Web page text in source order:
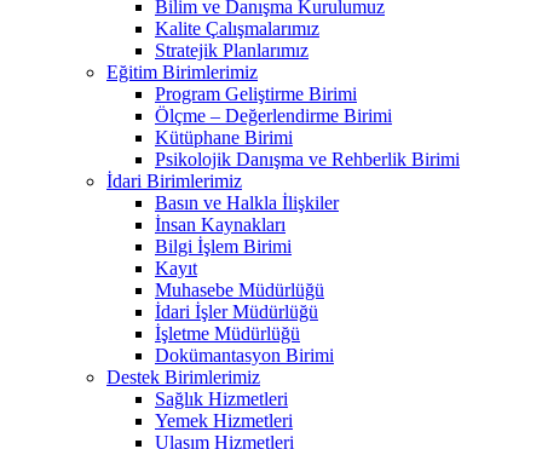
Bilim ve Danışma Kurulumuz
Kalite Çalışmalarımız
Stratejik Planlarımız
Eğitim Birimlerimiz
Program Geliştirme Birimi
Ölçme – Değerlendirme Birimi
Kütüphane Birimi
Psikolojik Danışma ve Rehberlik Birimi
İdari Birimlerimiz
Basın ve Halkla İlişkiler
İnsan Kaynakları
Bilgi İşlem Birimi
Kayıt
Muhasebe Müdürlüğü
İdari İşler Müdürlüğü
İşletme Müdürlüğü
Dokümantasyon Birimi
Destek Birimlerimiz
Sağlık Hizmetleri
Yemek Hizmetleri
Ulaşım Hizmetleri